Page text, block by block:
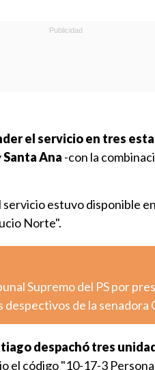
el servicio en tres
Santa Ana -con la
servicio estuvo disponible
Norte".
Supremo del PS por
de la senadora
despachó tres
el código "10-17-3